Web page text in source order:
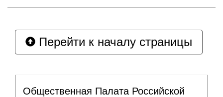
Перейти к началу страницы
Общественная Палата Российской